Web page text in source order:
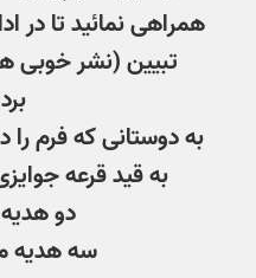
همراهی نمائید تا در
تبیین (نشر خوبی
به دوستانی که فرم را
به قید قرعه
دو هدیه
سه